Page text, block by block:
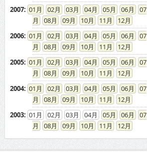
2007: 01 02 03 04 05 06
07
08
09 10 11
12
2006: 01 02 03 04 05 06
07
08
09 10 11
12
2005: 01 02 03 04 05 06
07
08
09 10 11
12
2004: 01 02 03 04 05 06
07
08
09 10 11
12
2003: 01 02 03 04 05 06
07
08
09 10 11 12